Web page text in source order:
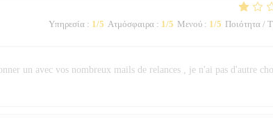
Υπηρεσία: 1/5 Ατμόσφαιρα: 1/5 Μενού: 1/5 Ποιότητα /
un avec vos nombreux mails de relances , je n'ai pas d'autre